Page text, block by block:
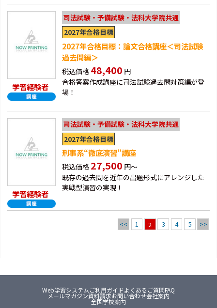
学習経験者
司法試験・予備試験・法科大学院共通
2027年合格目標
2027年合格目標：論文合格講座＜司法試験
過去問編＞
税込価格 48,400 円
合格答案作成講座に司法試験過去問対策編が登
場！
学習経験者
司法試験・予備試験・法科大学院共通
2027年合格目標
刑事系“徹底演習”講座
税込価格 27,500 円～
既存の過去問を近年の出題形式にアレンジした
実戦型演習の実現！
<< 1 2 3 4 5 >>
Web学習システムご利用ガイドよくあるご質問FAQ
メールマガジン資料請求お問い合わせ会社案内
全国学校案内